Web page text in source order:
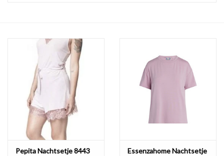
Lingerie-accessoires
Cadeaubonnen
Pepita Nachtsetje 8443
Essenzahome Nachtsetje